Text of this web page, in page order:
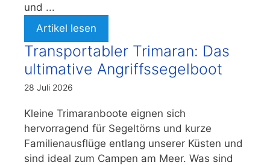
und ...
Artikel lesen
Transportabler Trimaran: Das
ultimative Angriffssegelboot
28 Juli 2026
Kleine Trimaranboote eignen sich
hervorragend für Segeltörns und kurze
Familienausflüge entlang unserer Küsten und
sind ideal zum Campen am Meer. Was sind